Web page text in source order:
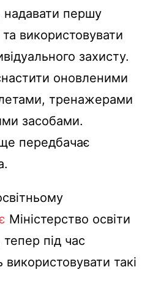
першу
використовувати
захисту.
оновленими
тренажерами
засобами.
передбачає
Міністерство освіти
під час
такі